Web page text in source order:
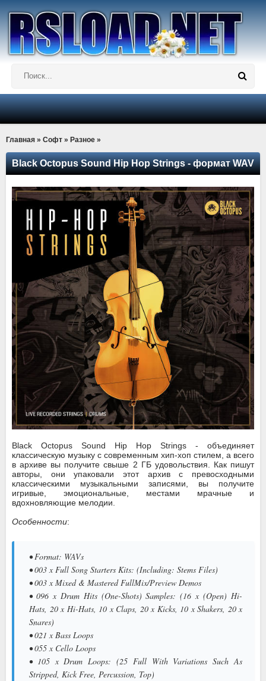
Главная » Софт » Разное »
Black Octopus Sound Hip Hop Strings - формат WAV
Black Octopus Sound Hip Hop Strings - объединяет
классическую музыку с современным хип-хоп стилем, а всего
в архиве вы получите свыше 2 ГБ удовольствия. Как пишут
авторы, они упаковали этот архив с превосходными
классическими музыкальными записями, вы получите
игривые, эмоциональные, местами мрачные и
вдохновляющие мелодии.
Особенности:
• Format: WAVs
• 003 x Full Song Starters Kits: (Including: Stems Files)
• 003 x Mixed & Mastered FullMix/Preview Demos
• 096 x Drum Hits (One-Shots) Samples: (16 x (Open) Hi-
Hats, 20 x Hi-Hats, 10 x Claps, 20 x Kicks, 10 x Shakers, 20 x
Snares)
• 021 x Bass Loops
• 055 x Cello Loops
• 105 x Drum Loops: (25 Full With Variations Such As
Stripped, Kick Free, Percussion, Top)